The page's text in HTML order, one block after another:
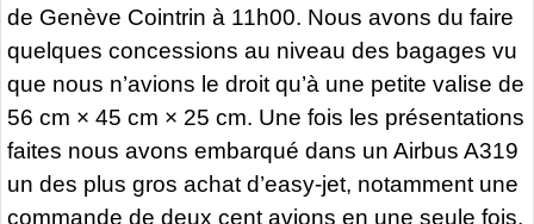
de Genève Cointrin à 11h00. Nous avons du faire
quelques concessions au niveau des bagages vu
que nous n’avions le droit qu’à une petite valise de
56 cm × 45 cm × 25 cm. Une fois les présentations
faites nous avons embarqué dans un Airbus A319
un des plus gros achat d’easy-jet, notamment une
commande de deux cent avions en une seule fois.